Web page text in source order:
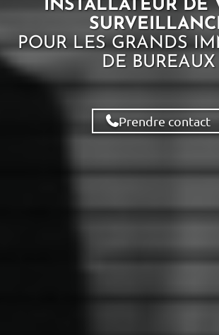
INSTALLATEUR DE
POUR LES GRANDS
DE BUREAUX
Prendre contact